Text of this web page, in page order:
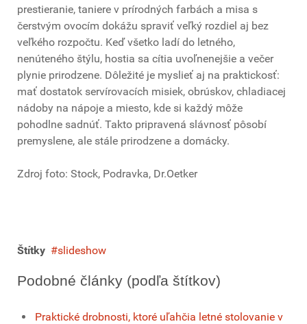
prestieranie, taniere v prírodných farbách a misa s
čerstvým ovocím dokážu spraviť veľký rozdiel aj bez
veľkého rozpočtu. Keď všetko ladí do letného,
nenúteného štýlu, hostia sa cítia uvoľnenejšie a večer
plynie prirodzene. Dôležité je myslieť aj na praktickosť:
mať dostatok servírovacích misiek, obrúskov, chladiacej
nádoby na nápoje a miesto, kde si každý môže
pohodlne sadnúť. Takto pripravená slávnosť pôsobí
premyslene, ale stále prirodzene a domácky.
Zdroj foto: Stock, Podravka, Dr.Oetker
Štítky slideshow
Podobné články (podľa štítkov)
Praktické drobnosti, ktoré uľahčia letné stolovanie v